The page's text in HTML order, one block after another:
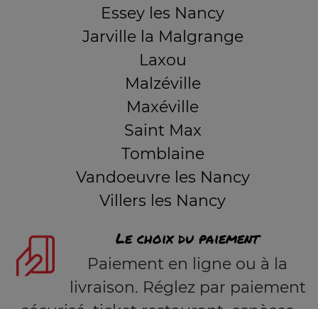
Essey les Nancy
Jarville la Malgrange
Laxou
Malzéville
Maxéville
Saint Max
Tomblaine
Vandoeuvre les Nancy
Villers les Nancy
Le choix du paiement
Paiement en ligne ou à la
livraison. Réglez par paiement